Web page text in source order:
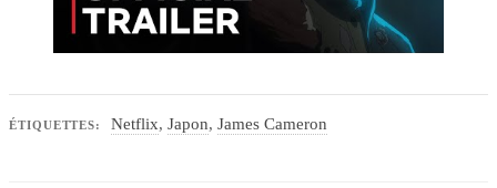
ÉTIQUETTES: Netflix, Japon, James Cameron